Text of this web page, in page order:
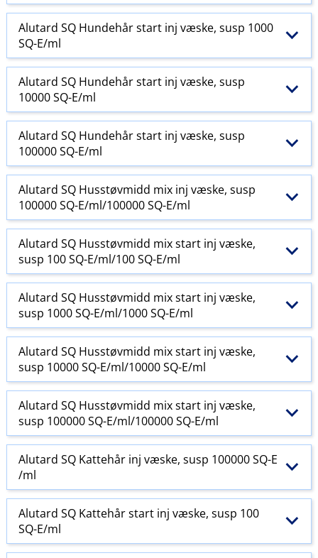
Alutard SQ Hundehår start inj væske, susp 1000
SQ-E​/​ml
Alutard SQ Hundehår start inj væske, susp
10000 SQ-E​/​ml
Alutard SQ Hundehår start inj væske, susp
100000 SQ-E​/​ml
Alutard SQ Husstøvmidd mix inj væske, susp
100000 SQ-E​/​ml/100000 SQ-E​/​ml
Alutard SQ Husstøvmidd mix start inj væske,
susp 100 SQ-E​/​ml/100 SQ-E​/​ml
Alutard SQ Husstøvmidd mix start inj væske,
susp 1000 SQ-E​/​ml/1000 SQ-E​/​ml
Alutard SQ Husstøvmidd mix start inj væske,
susp 10000 SQ-E​/​ml/10000 SQ-E​/​ml
Alutard SQ Husstøvmidd mix start inj væske,
susp 100000 SQ-E​/​ml/100000 SQ-E​/​ml
Alutard SQ Kattehår inj væske, susp 100000 SQ-E​
/​ml
Alutard SQ Kattehår start inj væske, susp 100
SQ-E​/​ml